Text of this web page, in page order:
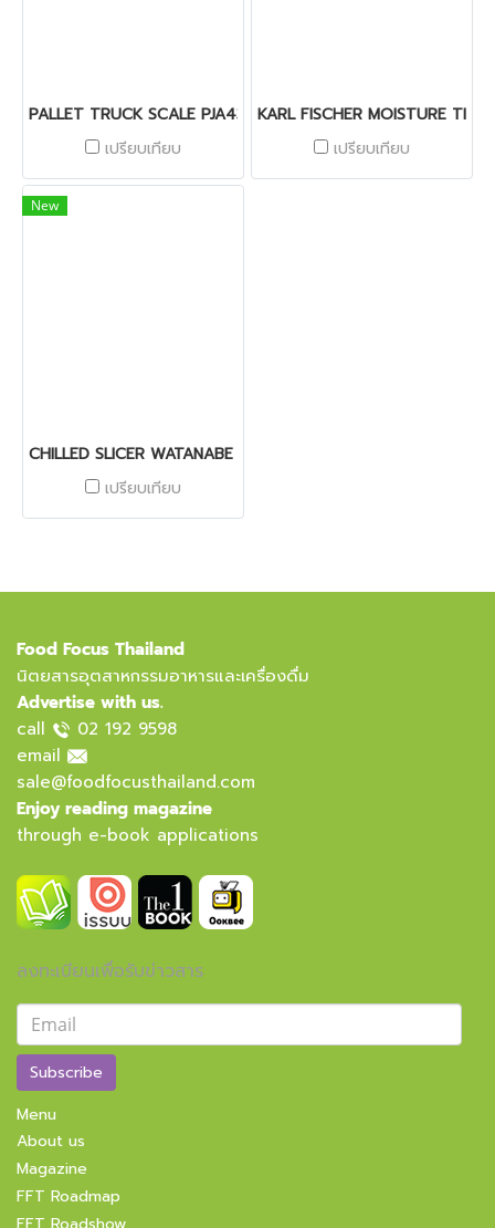
PALLET TRUCK SCALE PJA439
เปรียบเทียบ
KARL FISCHER MOISTURE
เปรียบเทียบ
New
CHILLED SLICER WATANABE GALAXY WPN-G321S
เปรียบเทียบ
Food Focus Thailand
นิตยสารอุตสาหกรรมอาหารและเครื่องดื่ม
Advertise with us.
call
02 192 9598
email
sale@foodfocusthailand.com
Enjoy reading magazine
through e-book applications
ลงทะเบียนเพื่อรับข่าวสาร
Subscribe
Menu
About us
Magazine
FFT Roadmap